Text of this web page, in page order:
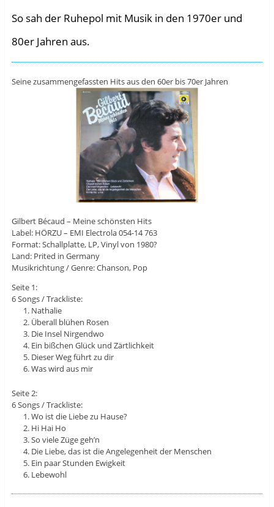
So sah der Ruhepol mit Musik in den 1970er und
80er Jahren aus.
Seine zusammengefassten Hits aus den 60er bis 70er Jahren
Gilbert Bécaud – Meine schönsten Hits
Label: HÖRZU – EMI Electrola 054-14 763
Format: Schallplatte, LP, Vinyl von 1980?
Land: Prited in Germany
Musikrichtung / Genre: Chanson, Pop
Seite 1:
6 Songs / Trackliste:
Nathalie
Überall blühen Rosen
Die Insel Nirgendwo
Ein bißchen Glück und Zärtlichkeit
Dieser Weg führt zu dir
Was wird aus mir
Seite 2:
6 Songs / Trackliste:
Wo ist die Liebe zu Hause?
Hi Hai Ho
So viele Züge geh’n
Die Liebe, das ist die Angelegenheit der Menschen
Ein paar Stunden Ewigkeit
Lebewohl